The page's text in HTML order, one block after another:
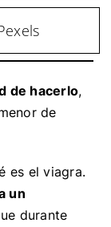
de hacerlo,
de
es el viagra.
un
durante